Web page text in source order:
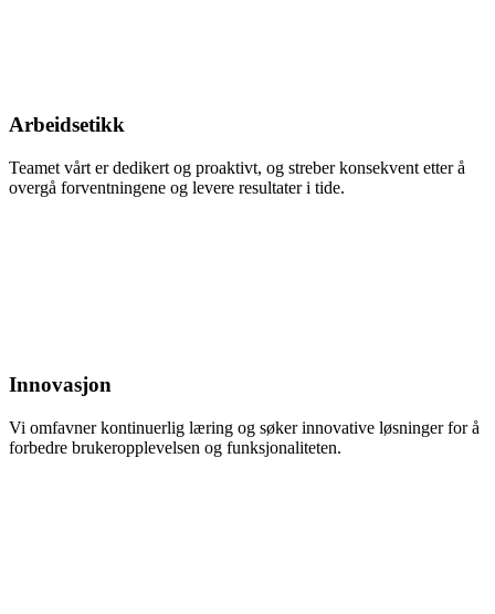
Arbeidsetikk
Teamet vårt er dedikert og proaktivt, og streber konsekvent etter å
overgå forventningene og levere resultater i tide.
Innovasjon
Vi omfavner kontinuerlig læring og søker innovative løsninger for å
forbedre brukeropplevelsen og funksjonaliteten.